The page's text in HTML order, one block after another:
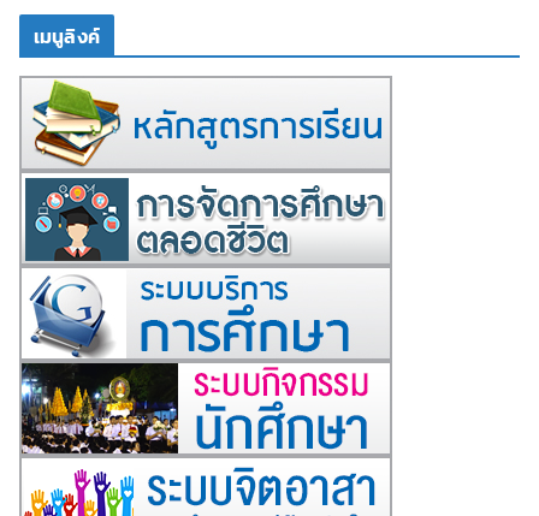
เมนูลิงค์